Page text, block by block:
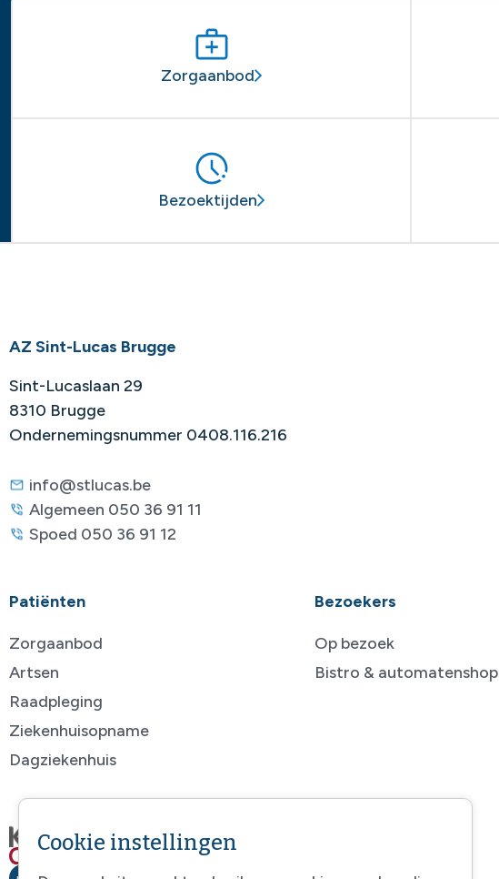
Zorgaanbod
Bezoektijden
AZ Sint-Lucas Brugge
Sint-Lucaslaan 29
8310 Brugge
Ondernemingsnummer 0408.116.216
info@stlucas.be
Algemeen 050 36 91 11
Spoed 050 36 91 12
Patiënten
Zorgaanbod
Artsen
Raadpleging
Ziekenhuisopname
Dagziekenhuis
Bezoekers
Op bezoek
Bistro & automatenshop
Cookie instellingen